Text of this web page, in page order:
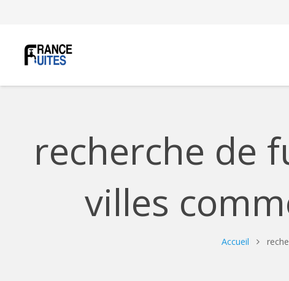
recherche de
villes
Accueil